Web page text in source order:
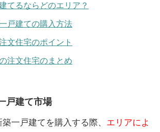
てるならどのエリア？
戸建ての購入方法
文住宅のポイント
注文住宅のまとめ
戸建て市場
一戸建てを購入する際、 エリアによ